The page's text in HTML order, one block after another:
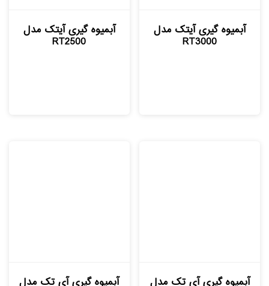
آبمیوه گیری آیتک مدل
RT3000
آبمیوه گیری آیتک مدل
RT2500
آبمیوه گیری آی تک مدل آبمیوه گیری آی تک مدل